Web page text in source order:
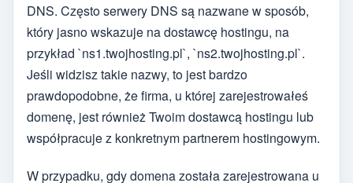
DNS. Często serwery DNS są nazwane w sposób,
który jasno wskazuje na dostawcę hostingu, na
przykład `ns1.twojhosting.pl`, `ns2.twojhosting.pl`.
Jeśli widzisz takie nazwy, to jest bardzo
prawdopodobne, że firma, u której zarejestrowałeś
domenę, jest również Twoim dostawcą hostingu lub
współpracuje z konkretnym partnerem hostingowym.
W przypadku, gdy domena została zarejestrowana u